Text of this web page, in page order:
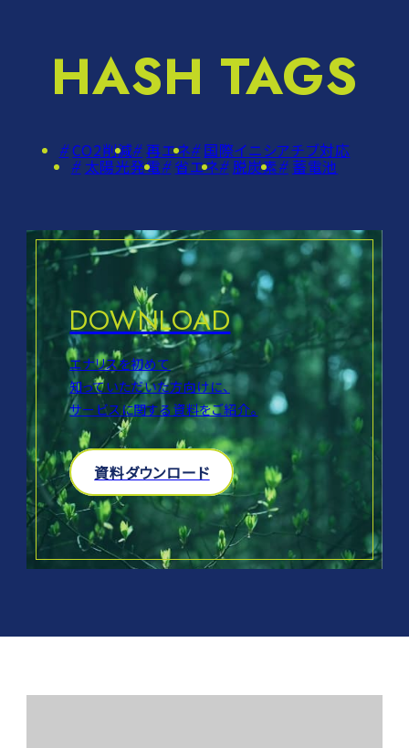
HASH TAGS
CO2削減 再エネ 国際イニシアチブ対応
太陽光発電 省エネ 脱炭素 蓄電池
DOWNLOAD
エナリスを初めて
知っていただいた方向けに、
サービスに関する資料をご紹介。
資料ダウンロード